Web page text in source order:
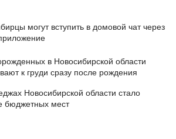
могут вступить в домовой чат через
в Новосибирской области
к груди сразу после рождения
Новосибирской области стало
бюджетных мест